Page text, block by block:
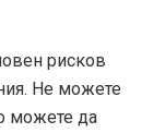
рисков
Не можете
можете да